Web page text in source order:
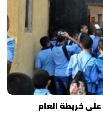
2026.. تعرف على خريطة العام